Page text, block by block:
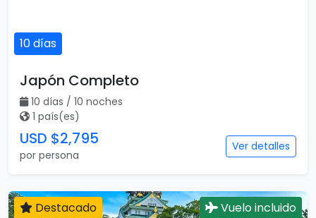
10 días
Japón Completo
10 días / 10 noches
1 país(es)
USD $2,795
por persona
Ver detalles
Destacado Vuelo incluido